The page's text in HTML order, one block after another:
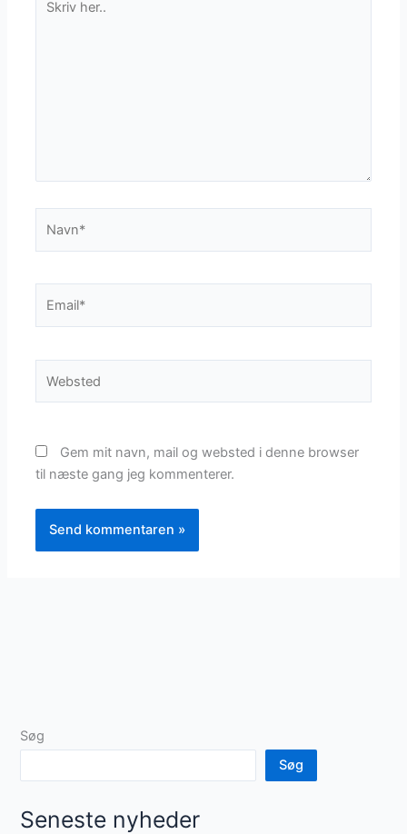
her..
Gem mit navn, mail og websted i denne browser
til næste gang jeg kommenterer.
Søg
Søg
Seneste nyheder